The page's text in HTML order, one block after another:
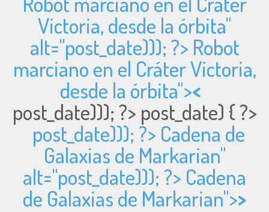
Victoria, desde la órbita"
alt="post_date))); ?> Robot
marciano en el Cráter Victoria,
desde la órbita"><
post_date))); ?> post_date) { ?>
post_date))); ?> Cadena de
Galaxias de Markarian"
alt="post_date))); ?> Cadena
de Galaxias de Markarian">>